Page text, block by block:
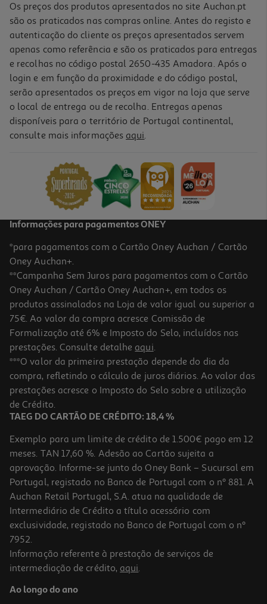
Os preços dos produtos apresentados no site Auchan.pt
são os praticados nas compras online. Antes do registo e
autenticação do cliente os preços apresentados servem
apenas como referência e são os praticados para entregas
e recolhas no código postal 2650-435 Amadora. Após o
login e em função da proximidade e do código postal,
serão apresentados os preços em vigor na loja que serve
o local de entrega ou de recolha. Entregas apenas
disponíveis para o território de Portugal continental,
consulte mais informações aqui.
Informações para pagamentos ONEY
*para pagamentos com o Cartão Oney Auchan / Cartão
Oney Auchan+.
**Campanha Sem Juros para pagamentos com o Cartão
Oney Auchan / Cartão Oney Auchan+, em todos os
produtos assinalados na Loja de valor igual ou superior a
75€. Ao valor da compra acresce Comissão de
Formalização até 6% e Imposto do Selo, incluídos nas
prestações. Consulte detalhe aqui.
***O valor da primeira prestação depende do dia da
compra, refletindo o cálculo de juros diários. Ao valor das
prestações acresce o Imposto do Selo sobre a utilização
de Crédito.
TAEG DO CARTÃO DE CRÉDITO: 18,4 %
Exemplo para um limite de crédito de 1.500€ pago em 12
meses. TAN 17,60 %. Adesão ao Cartão sujeita a
aprovação. Informe-se junto do Oney Bank – Sucursal em
Portugal, registado no Banco de Portugal com o nº 881. A
Auchan Retail Portugal, S.A. atua na qualidade de
Intermediário de Crédito a título acessório com
exclusividade, registado no Banco de Portugal com o nº
7952.
Informação referente à prestação de serviços de
intermediação de crédito, aqui.
Ao longo do ano